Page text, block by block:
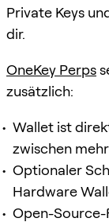
Private Keys
dir.
OneKey Perps
zusätzlich:
Wallet ist
zwischen
Optionaler
Hardware
Open-